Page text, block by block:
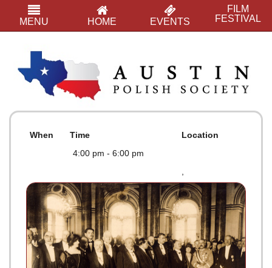
When Time
Location
4:00 pm - 6:00 pm
MENU HOME EVENTS
FILM
FESTIVAL